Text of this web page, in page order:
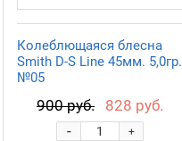
Колеблющаяся блесна
Smith D-S Line 45мм. 5,0гр.
№05
900 руб. 828 руб.
+
-